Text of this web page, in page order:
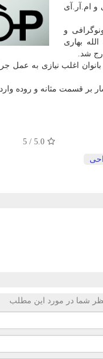
و ام.آر.آی
و
بهاری
اغلب نیازی به عمل
قسمت مثانه و روده
5.0
/
5
شما در مورد این مطلب